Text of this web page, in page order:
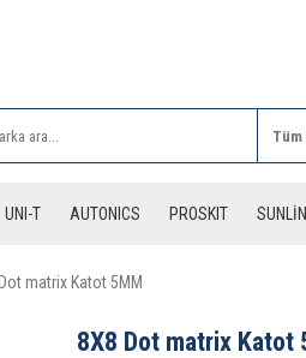
UNI-T AUTONICS PROSKIT
matrix Katot 5MM
8X8 Dot matrix Katot